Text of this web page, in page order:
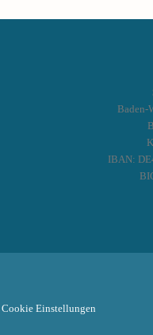
Baden-
IBAN:
Cookie Einstellungen